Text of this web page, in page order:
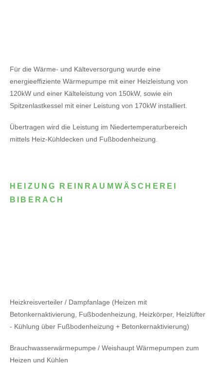
Für die Wärme- und Kälteversorgung wurde eine
energieeffiziente Wärmepumpe mit einer Heizleistung von
120kW und einer Kälteleistung von 150kW, sowie ein
Spitzenlastkessel mit einer Leistung von 170kW installiert.
Übertragen wird die Leistung im Niedertemperaturbereich
mittels Heiz-Kühldecken und Fußbodenheizung.
HEIZUNG REINRAUMWÄSCHEREI
BIBERACH
Heizkreisverteiler / Dampfanlage (Heizen mit
Betonkernaktivierung, Fußbodenheizung, Heizkörper, Heizlüfter
- Kühlung über Fußbodenheizung + Betonkernaktivierung)
Brauchwasserwärmepumpe / Weishaupt Wärmepumpen zum
Heizen und Kühlen